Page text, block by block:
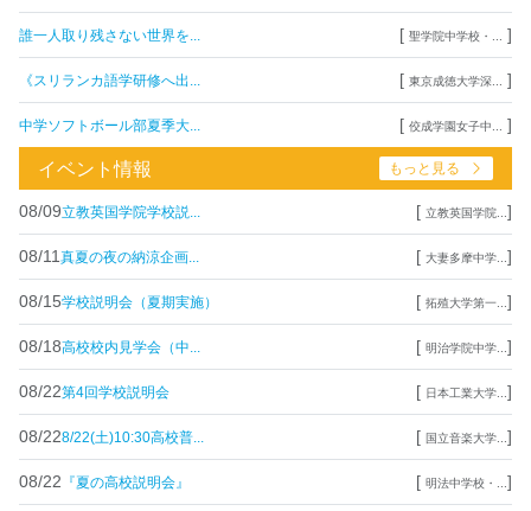
誰一人取り残さない世界を... [ 聖学院中学校・... ]
《スリランカ語学研修へ出... [ 東京成徳大学深... ]
中学ソフトボール部夏季大... [ 佼成学園女子中... ]
イベント情報 もっと見る
08/09立教英国学院学校説... [ 立教英国学院... ]
08/11 真夏の夜の納涼企画... [ 大妻多摩中学... ]
08/15学校説明会（夏期実施） [ 拓殖大学第一... ]
08/18高校校内見学会（中... [ 明治学院中学... ]
08/22第4回学校説明会 [ 日本工業大学... ]
08/228/22(土)10:30高校普... [ 国立音楽大学... ]
08/22 『夏の高校説明会』 [ 明法中学校・... ]